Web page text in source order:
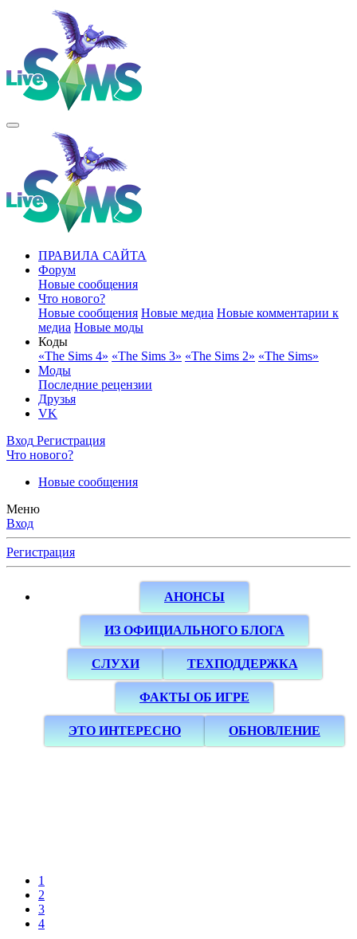
ПРАВИЛА САЙТА
Форум
Новые сообщения
Что нового?
Новые сообщения Новые медиа Новые комментарии к
медиа Новые моды
Коды
«The Sims 4» «The Sims 3» «The Sims 2» «The Sims»
Моды
Последние рецензии
Друзья
VK
Вход Регистрация
Что нового?
Новые сообщения
Меню
Вход
Регистрация
АНОНСЫ
ИЗ ОФИЦИАЛЬНОГО БЛОГА
СЛУХИ ТЕХПОДДЕРЖКА
ФАКТЫ ОБ ИГРЕ
ЭТО ИНТЕРЕСНО ОБНОВЛЕНИЕ
1
2
3
4